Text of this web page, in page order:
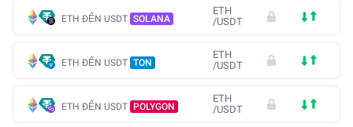
ETH ĐẾN USDT SOLANA
ETH
/USDT
ETH ĐẾN USDT TON
ETH
/USDT
ETH ĐẾN USDT POLYGON
ETH
/USDT